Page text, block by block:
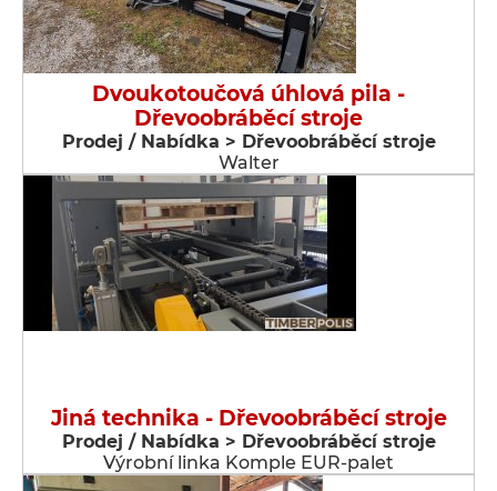
Dvoukotoučová úhlová pila -
Dřevoobráběcí stroje
Prodej / Nabídka > Dřevoobráběcí stroje
Walter
Jiná technika - Dřevoobráběcí stroje
Prodej / Nabídka > Dřevoobráběcí stroje
Výrobní linka Komple EUR-palet